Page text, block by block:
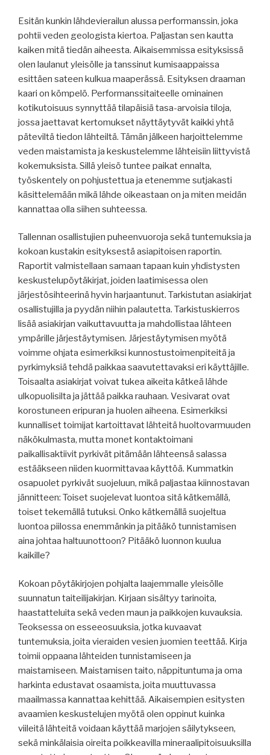
Esitän kunkin lähdevierailun alussa performanssin, joka
pohtii veden geologista kiertoa. Paljastan sen kautta
kaiken mitä tiedän aiheesta. Aikaisemmissa esityksissä
olen laulanut yleisölle ja tanssinut kumisaappaissa
esittäen sateen kulkua maaperässä. Esityksen draaman
kaari on kömpelö. Performanssitaiteelle ominainen
kotikutoisuus synnyttää tilapäisiä tasa-arvoisia tiloja,
jossa jaettavat kertomukset näyttäytyvät kaikki yhtä
päteviltä tiedon lähteiltä. Tämän jälkeen harjoittelemme
veden maistamista ja keskustelemme lähteisiin liittyvistä
kokemuksista. Sillä yleisö tuntee paikat ennalta,
työskentely on pohjustettua ja etenemme sutjakasti
käsittelemään mikä lähde oikeastaan on ja miten meidän
kannattaa olla siihen suhteessa.
Tallennan osallistujien puheenvuoroja sekä tuntemuksia ja
kokoan kustakin esityksestä asiapitoisen raportin.
Raportit valmistellaan samaan tapaan kuin yhdistysten
keskustelupöytäkirjat, joiden laatimisessa olen
järjestösihteerinä hyvin harjaantunut. Tarkistutan asiakirjat
osallistujilla ja pyydän niihin palautetta. Tarkistuskierros
lisää asiakirjan vaikuttavuutta ja mahdollistaa lähteen
ympärille järjestäytymisen. Järjestäytymisen myötä
voimme ohjata esimerkiksi kunnostustoimenpiteitä ja
pyrkimyksiä tehdä paikkaa saavutettavaksi eri käyttäjille.
Toisaalta asiakirjat voivat tukea aikeita kätkeä lähde
ulkopuolisilta ja jättää paikka rauhaan. Vesivarat ovat
korostuneen eripuran ja huolen aiheena. Esimerkiksi
kunnalliset toimijat kartoittavat lähteitä huoltovarmuuden
näkökulmasta, mutta monet kontaktoimani
paikallisaktiivit pyrkivät pitämään lähteensä salassa
estääkseen niiden kuormittavaa käyttöä. Kummatkin
osapuolet pyrkivät suojeluun, mikä paljastaa kiinnostavan
jännitteen: Toiset suojelevat luontoa sitä kätkemällä,
toiset tekemällä tutuksi. Onko kätkemällä suojeltua
luontoa piilossa enemmänkin ja pitääkö tunnistamisen
aina johtaa haltuunottoon? Pitääkö luonnon kuulua
kaikille?
Kokoan pöytäkirjojen pohjalta laajemmalle yleisölle
suunnatun taiteilijakirjan. Kirjaan sisältyy tarinoita,
haastatteluita sekä veden maun ja paikkojen kuvauksia.
Teoksessa on esseeosuuksia, jotka kuvaavat
tuntemuksia, joita vieraiden vesien juomien teettää. Kirja
toimii oppaana lähteiden tunnistamiseen ja
maistamiseen. Maistamisen taito, näppituntuma ja oma
harkinta edustavat osaamista, joita muuttuvassa
maailmassa kannattaa kehittää. Aikaisempien esitysten
avaamien keskustelujen myötä olen oppinut kuinka
viileitä lähteitä voidaan käyttää marjojen säilytykseen,
sekä minkälaisia oireita poikkeavilla mineraalipitoisuuksilla